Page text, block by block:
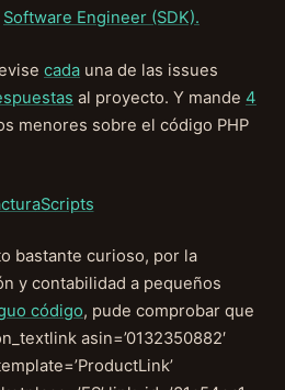
Software Engineer (SDK).
cada una de las issues
al proyecto. Y mande 4
menores sobre el código PHP
bastante curioso, por la
y contabilidad a pequeños
código, pude comprobar que
asin=’0132350882′